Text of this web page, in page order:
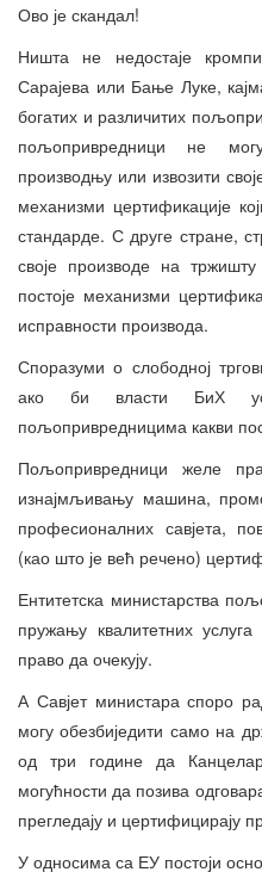
Ово је скандал!
Ништа не недостаје
Сарајева или Бање Луке,
богатих и различитих
пољопривредници не
производњу или извозити
механизми цертификације
стандарде. С друге стране,
своје производе на
постоје механизми
исправности производа.
Споразуми о слободној
ако би власти БиХ
пољопривредницима какви
Пољопривредници желе
изнајмљивању машина,
професионалних савјета,
(као што је већ речено)
Ентитетска министарства
пружању квалитетних
право да очекују.
А Савјет министара споро
могу обезбиједити само на
од три године да
могућности да позива
прегледају и цертифицирају
У односима са ЕУ постоји